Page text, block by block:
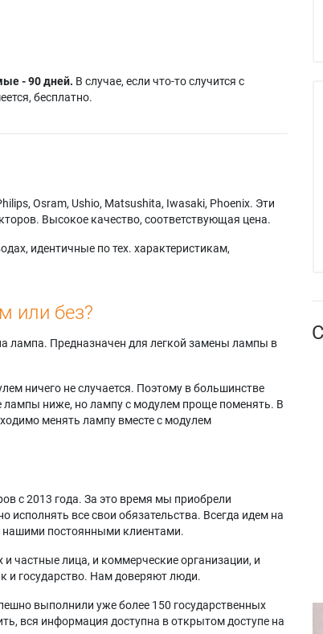
- 90 дней. В случае, если что-то случится с
бесплатно.
Osram, Ushio, Matsushita, Iwasaki, Phoenix. Эти
Высокое качество, соответствующая цена.
идентичные по тех. характеристикам,
или без?
лампа. Предназначен для легкой замены лампы в
ничего не случается. Поэтому в большинстве
лампы ниже, но лампу с модулем проще поменять. В
менять лампу вместе с модулем
с 2013 года. За это время мы приобрели
все свои обязательства. Всегда идем на
нашими постоянными клиентами.
частные лица, и коммерческие организации, и
и государство. Нам доверяют люди.
выполнили уже более 150 государственных
вся информация доступна в открытом доступе на